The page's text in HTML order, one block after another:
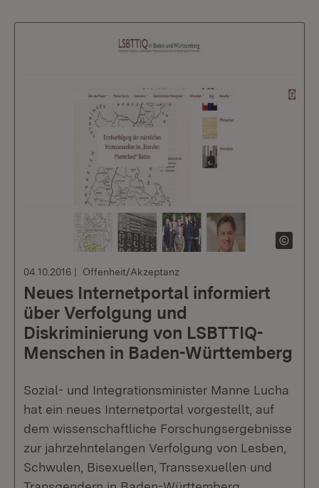
04.10.2016 Offenheit/Akzeptanz
Neues Internetportal informiert
über Verfolgung und
Diskriminierung von LSBTTIQ-
Menschen in Baden-Württemberg
Sozial- und Integrationsminister Manne Lucha
hat ein neues Internetportal vorgestellt, auf
dem wissenschaftliche Forschungsergebnisse
zur jahrzehntelangen Verfolgung von Lesben,
Schwulen, Bisexuellen, Transsexuellen und